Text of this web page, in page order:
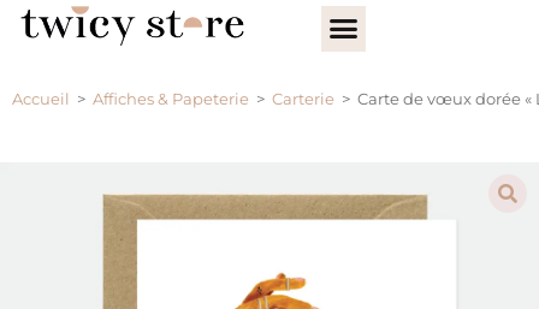
Accueil > Affiches & Papeterie > Carterie > Carte de vœux dorée «